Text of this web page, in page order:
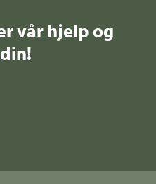
vår hjelp og